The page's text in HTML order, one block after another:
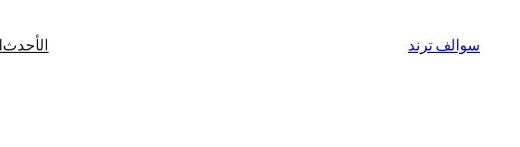
المحتوى
سوالف ترند الأحدث